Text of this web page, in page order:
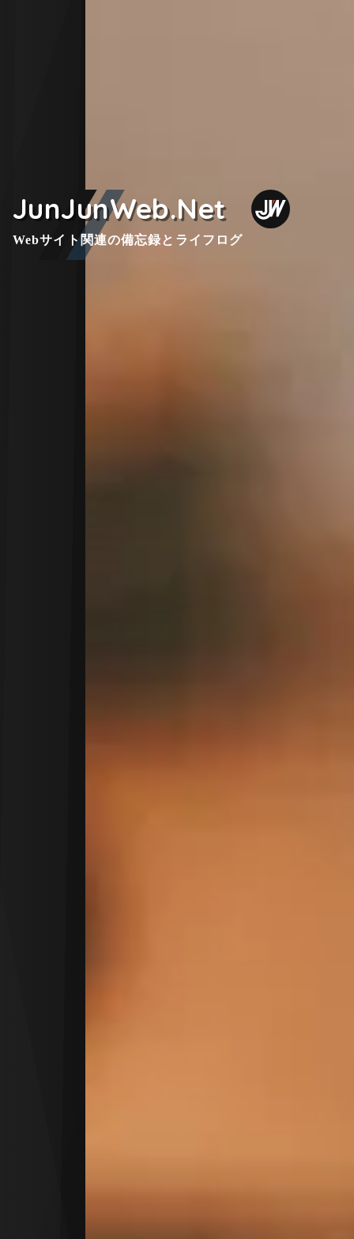
JunJunWeb.Net
Webサイト関連の備忘録とライフログ